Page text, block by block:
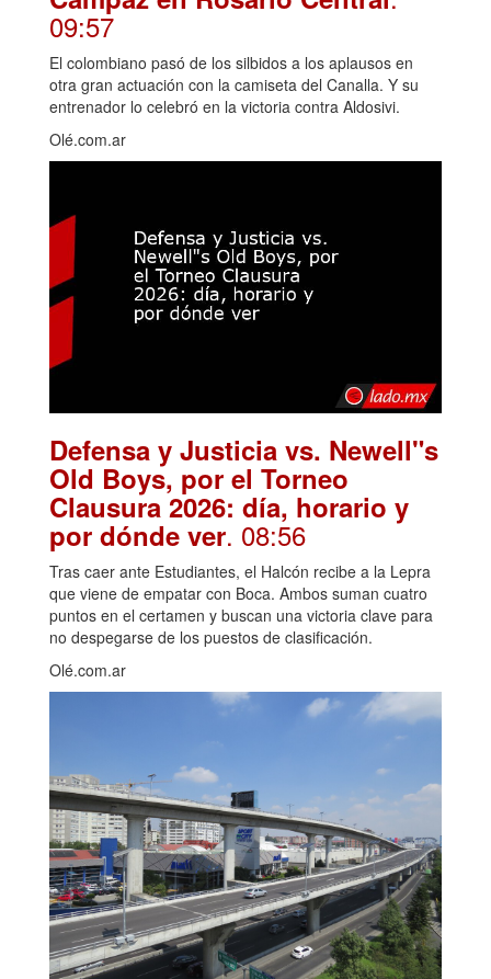
09:57
El colombiano pasó de los silbidos a los aplausos en
otra gran actuación con la camiseta del Canalla. Y su
entrenador lo celebró en la victoria contra Aldosivi.
Olé.com.ar
Defensa y Justicia vs. Newell"s
Old Boys, por el Torneo
Clausura 2026: día, horario y
por dónde ver. 08:56
Tras caer ante Estudiantes, el Halcón recibe a la Lepra
que viene de empatar con Boca. Ambos suman cuatro
puntos en el certamen y buscan una victoria clave para
no despegarse de los puestos de clasificación.
Olé.com.ar